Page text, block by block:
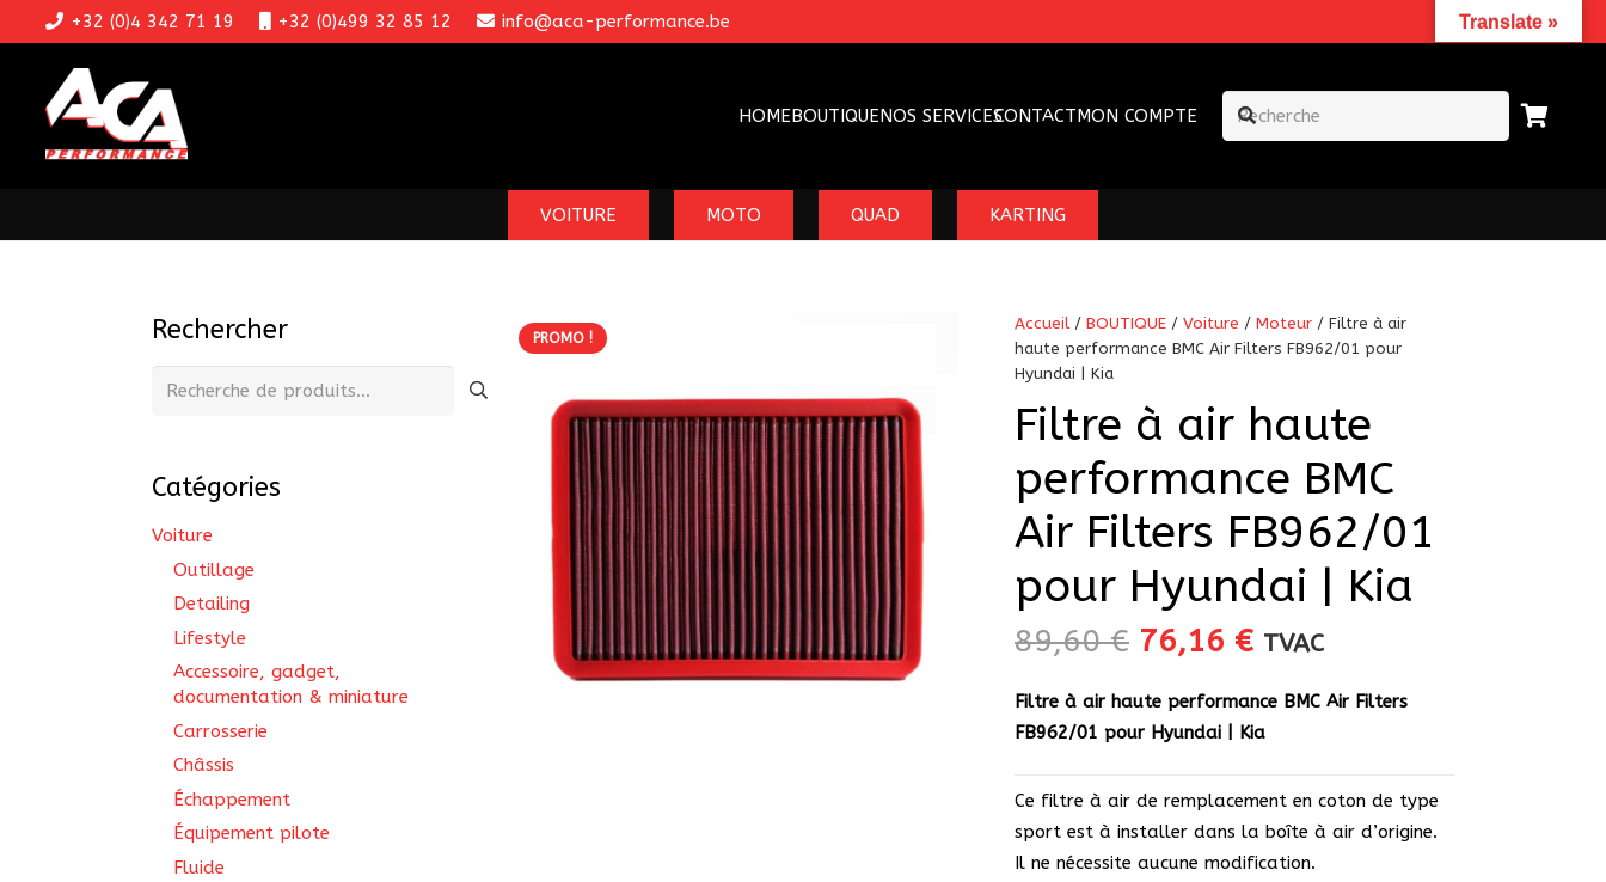
+32 (0)4 342 71 19 +32 (0)499 32 85 12 info@aca-performance.be
HOMEBOUTIQUENOS SERVICESCONTACTMON COMPTE
VOITURE MOTO QUAD KARTING
PROMO !
Accueil/BOUTIQUE /Voiture /Moteur / Filtre à air
haute performance BMC Air Filters FB962/01 pour
Hyundai | Kia
Filtre à air haute
performance BMC
Air Filters FB962/01
pour Hyundai | Kia
89,60€ Le
initial
était :
76,16 €Le
actuel
est :
TVAC
Filtre à air haute performance BMC Air Filters
FB962/01 pour Hyundai | Kia
Ce filtre à air de remplacement en coton de type
sport est à installer dans la boîte à air d’origine.
Il ne nécessite aucune modification.
Rechercher
Recherche
Catégories
Voiture
Outillage
Detailing
Lifestyle
Accessoire, gadget,
documentation & miniature
Carrosserie
Châssis
Échappement
Équipement pilote
Fluide
Translate »